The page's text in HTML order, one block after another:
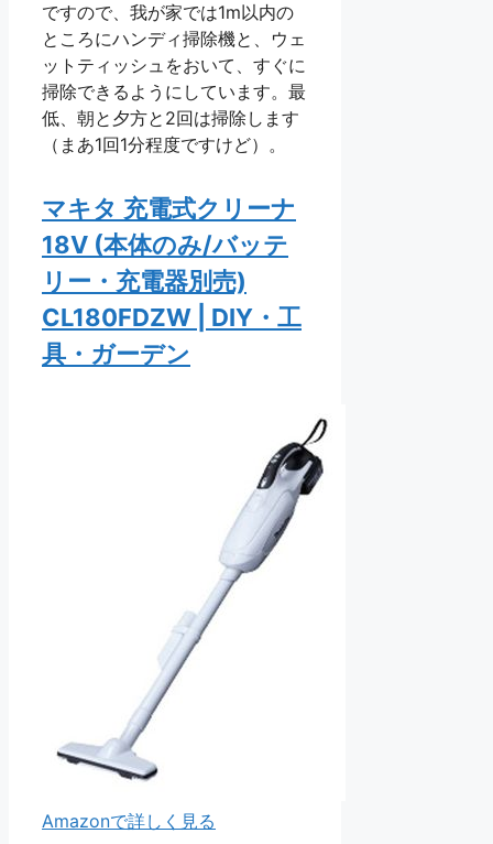
ですので、我が家では1m以内の
ところにハンディ掃除機と、ウェ
ットティッシュをおいて、すぐに
掃除できるようにしています。最
低、朝と夕方と2回は掃除します
（まあ1回1分程度ですけど）。
マキタ 充電式クリーナ
18V (本体のみ/バッテ
リー・充電器別売)
CL180FDZW | DIY・工
具・ガーデン
Amazonで詳しく見る